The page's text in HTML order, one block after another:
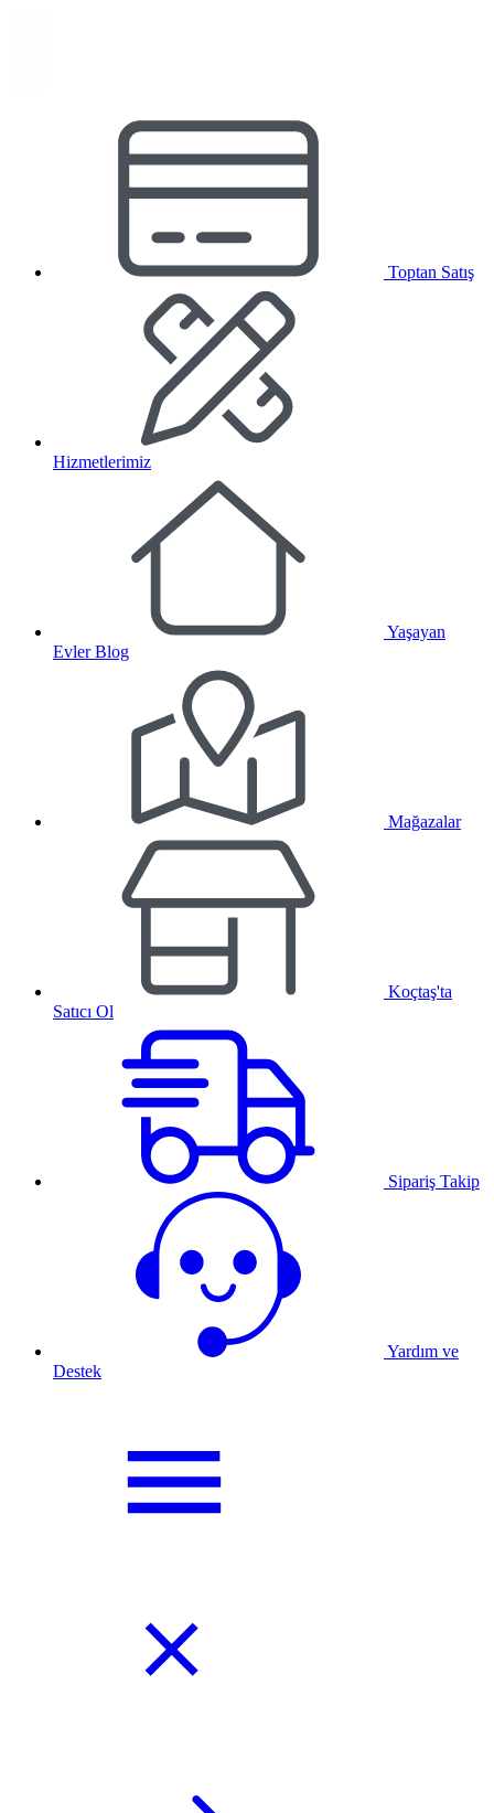
Toptan Satış
Hizmetlerimiz
Yaşayan
Evler Blog
Mağazalar
Koçtaş'ta
Satıcı Ol
Sipariş Takip
Yardım ve
Destek